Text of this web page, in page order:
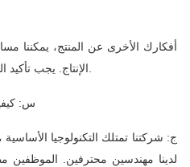
5س:
ج: شركتنا تمتلك التكنولوجيا